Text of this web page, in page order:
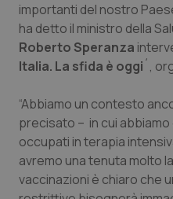
Lombardia
Marche
Molise
Piemonte
Provincia
Dolore
Donna & Salute
Epatiti
HIV
Infezioni & Febbre
importanti del nostro
ha detto il ministro della
Roberto Speranza
Italia. La sfida è oggi´,
“Abbiamo un contesto
precisato – in cui
occupati in terapia
avremo una tenuta molto
vaccinazioni è chiaro che